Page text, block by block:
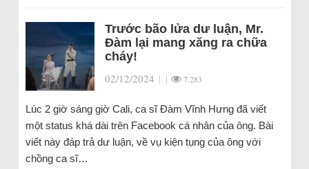
Trước bão lửa dư luận, Mr.
Đàm lại mang xăng ra chữa
cháy!
02/12/2024 | | 7.283
Lúc 2 giờ sáng giờ Cali, ca sĩ Đàm Vĩnh Hưng đã viết
một status khá dài trên Facebook cá nhân của ông. Bài
viết này đáp trả dư luận, về vụ kiện tụng của ông với
chồng ca sĩ…